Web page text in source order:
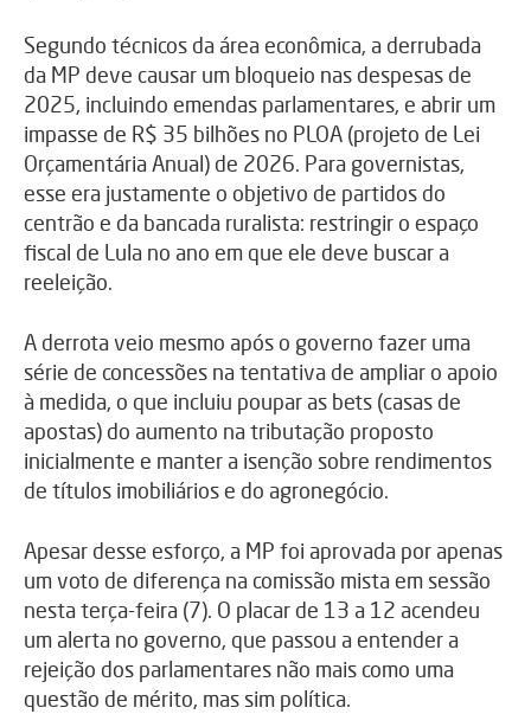
Segundo técnicos da área econômica, a derrubada
da MP deve causar um bloqueio nas despesas de
2025, incluindo emendas parlamentares, e abrir um
impasse de R$ 35 bilhões no PLOA (projeto de Lei
Orçamentária Anual) de 2026. Para governistas,
esse era justamente o objetivo de partidos do
centrão e da bancada ruralista: restringir o espaço
fiscal de Lula no ano em que ele deve buscar a
reeleição.
A derrota veio mesmo após o governo fazer uma
série de concessões na tentativa de ampliar o apoio
à medida, o que incluiu poupar as bets (casas de
apostas) do aumento na tributação proposto
inicialmente e manter a isenção sobre rendimentos
de títulos imobiliários e do agronegócio.
Apesar desse esforço, a MP foi aprovada por apenas
um voto de diferença na comissão mista em sessão
nesta terça-feira (7). O placar de 13 a 12 acendeu
um alerta no governo, que passou a entender a
rejeição dos parlamentares não mais como uma
questão de mérito, mas sim política.